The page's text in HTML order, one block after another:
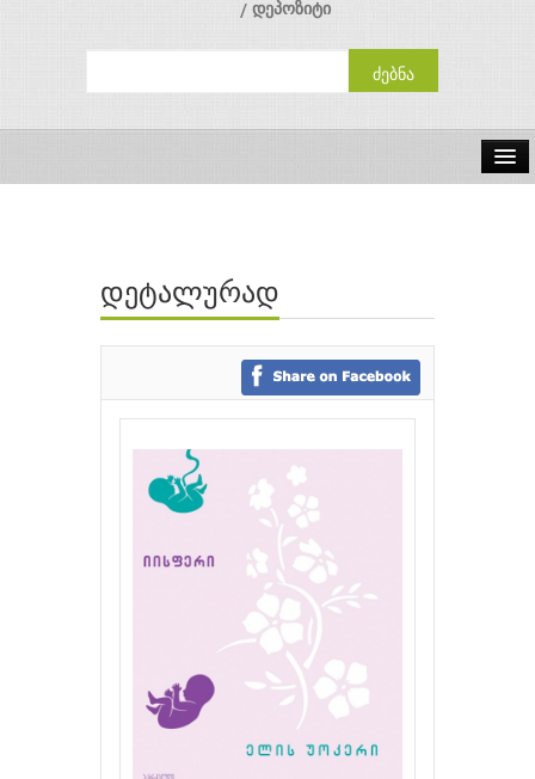
დეპოზიტი
ავტორები
გამომცემლობები
დეტალურად